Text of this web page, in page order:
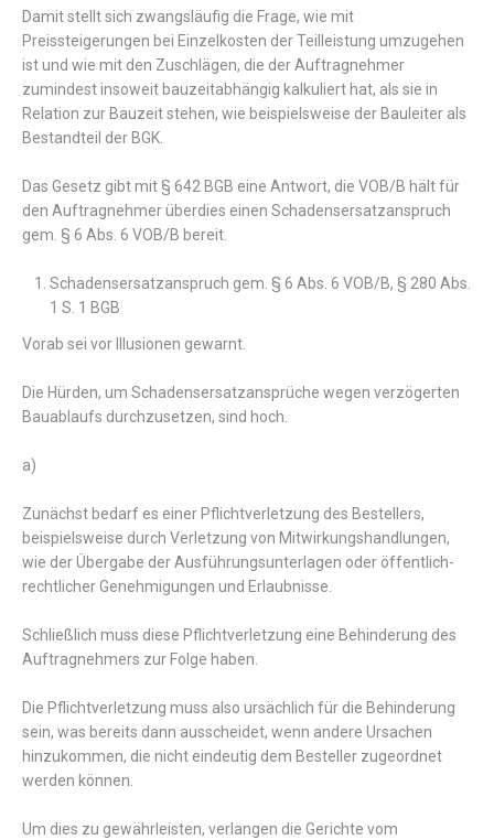
Damit stellt sich zwangsläufig die Frage, wie mit
Preissteigerungen bei Einzelkosten der Teilleistung umzugehen
ist und wie mit den Zuschlägen, die der Auftragnehmer
zumindest insoweit bauzeitabhängig kalkuliert hat, als sie in
Relation zur Bauzeit stehen, wie beispielsweise der Bauleiter als
Bestandteil der BGK.
Das Gesetz gibt mit § 642 BGB eine Antwort, die VOB/B hält für
den Auftragnehmer überdies einen Schadensersatzanspruch
gem. § 6 Abs. 6 VOB/B bereit.
Schadensersatzanspruch gem. § 6 Abs. 6 VOB/B, § 280 Abs.
1 S. 1 BGB
Vorab sei vor Illusionen gewarnt.
Die Hürden, um Schadensersatzansprüche wegen verzögerten
Bauablaufs durchzusetzen, sind hoch.
a)
Zunächst bedarf es einer Pflichtverletzung des Bestellers,
beispielsweise durch Verletzung von Mitwirkungshandlungen,
wie der Übergabe der Ausführungsunterlagen oder öffentlich-
rechtlicher Genehmigungen und Erlaubnisse.
Schließlich muss diese Pflichtverletzung eine Behinderung des
Auftragnehmers zur Folge haben.
Die Pflichtverletzung muss also ursächlich für die Behinderung
sein, was bereits dann ausscheidet, wenn andere Ursachen
hinzukommen, die nicht eindeutig dem Besteller zugeordnet
werden können.
Um dies zu gewährleisten, verlangen die Gerichte vom